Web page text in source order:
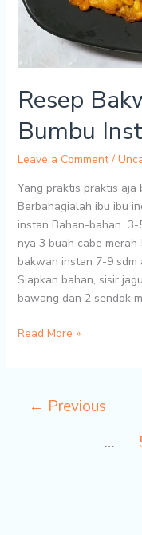
Resep
Bumbu
Leave a Comment /
Yang praktis praktis aja
Berbahagialah ibu ibu
instan Bahan-bahan 3-
nya 3 buah cabe
bakwan instan 7-9
Siapkan bahan, sisir
bawang dan 2 sendok
Resep
Instan
Read More »
← Previous
…